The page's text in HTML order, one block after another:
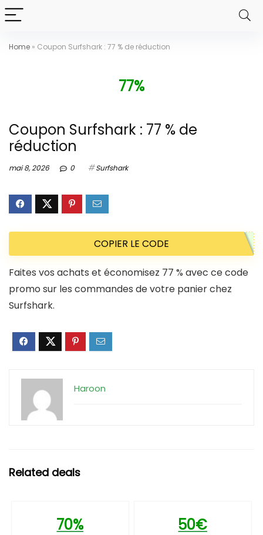
Home » Coupon Surfshark : 77 % de réduction
77%
Coupon Surfshark : 77 % de
réduction
mai 8, 2026 0 Surfshark
COPIER LE CODE
Faites vos achats et économisez 77 % avec ce code
promo sur les commandes de votre panier chez
Surfshark.
Haroon
Related deals
70% 50€